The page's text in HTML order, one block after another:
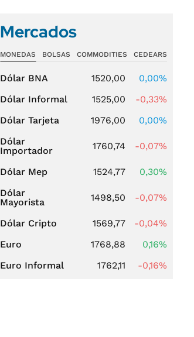
Mercados
MONEDAS BOLSAS COMMODITIES CEDEARS
Dólar BNA 1520,00
0,00%
Dólar Informal
1525,00
-0,33%
Dólar Tarjeta
1976,00
0,00%
Dólar
Importador
1760,74 -0,07%
Dólar Mep 1524,77
0,30%
Dólar
Mayorista
1498,50 -0,07%
Dólar Cripto 1569,77
-0,04%
Euro
1768,88
0,16%
Euro Informal
1762,11 -0,16%